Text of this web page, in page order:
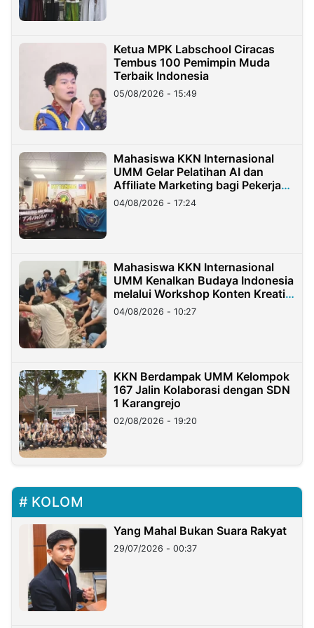
Ketua MPK Labschool Ciracas
Tembus 100 Pemimpin Muda
Terbaik Indonesia
05/08/2026 - 15:49
Mahasiswa KKN Internasional
UMM Gelar Pelatihan AI dan
Affiliate Marketing bagi Pekerja
Migran Indonesia di Taiwan
04/08/2026 - 17:24
Mahasiswa KKN Internasional
UMM Kenalkan Budaya Indonesia
melalui Workshop Konten Kreatif
di Taiwan
04/08/2026 - 10:27
KKN Berdampak UMM Kelompok
167 Jalin Kolaborasi dengan SDN
1 Karangrejo
02/08/2026 - 19:20
KOLOM
Yang Mahal Bukan Suara Rakyat
29/07/2026 - 00:37